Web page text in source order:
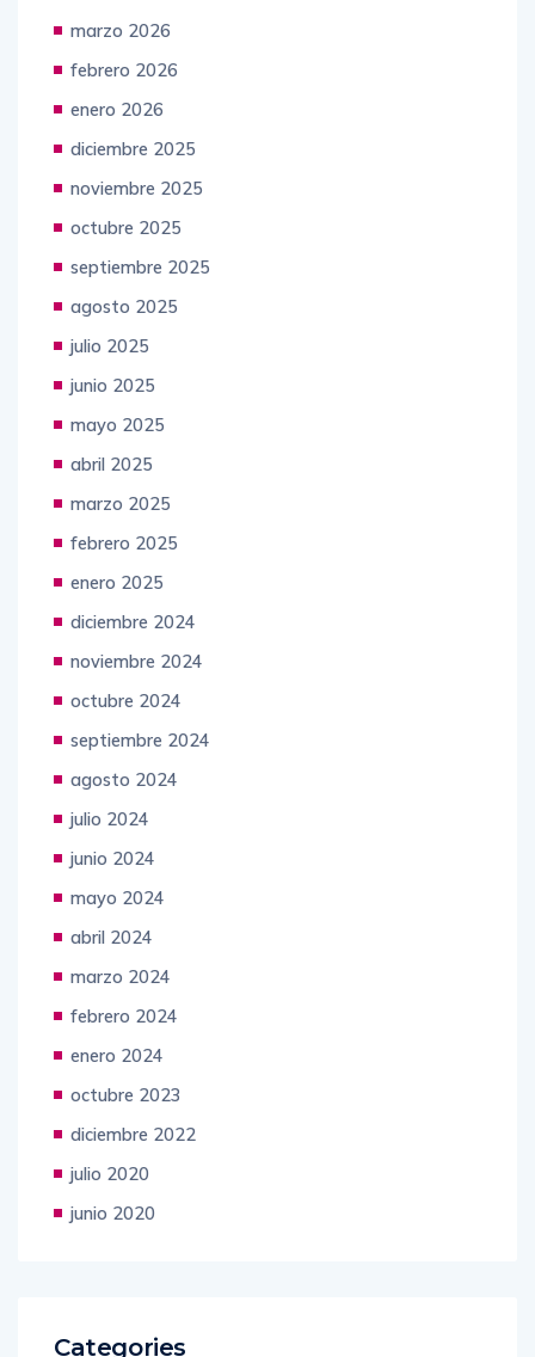
marzo 2026
febrero 2026
enero 2026
diciembre 2025
noviembre 2025
octubre 2025
septiembre 2025
agosto 2025
julio 2025
junio 2025
mayo 2025
abril 2025
marzo 2025
febrero 2025
enero 2025
diciembre 2024
noviembre 2024
octubre 2024
septiembre 2024
agosto 2024
julio 2024
junio 2024
mayo 2024
abril 2024
marzo 2024
febrero 2024
enero 2024
octubre 2023
diciembre 2022
julio 2020
junio 2020
Categories